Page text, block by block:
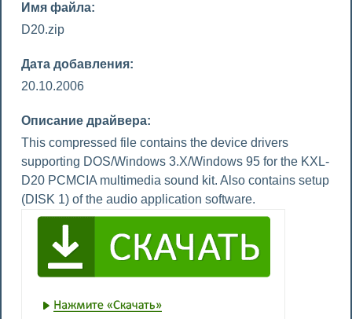
Имя файла:
D20.zip
Дата добавления:
20.10.2006
Описание драйвера:
This compressed file contains the device drivers
supporting DOS/Windows 3.X/Windows 95 for the KXL-
D20 PCMCIA multimedia sound kit. Also contains setup
(DISK 1) of the audio application software.